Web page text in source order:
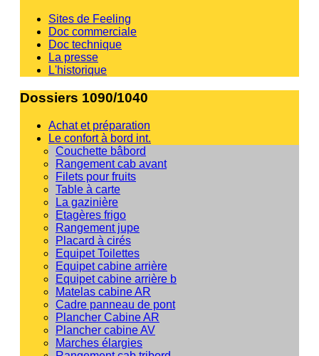
Sites de Feeling
Doc commerciale
Doc technique
La presse
L'historique
Dossiers 1090/1040
Achat et préparation
Le confort à bord int.
Couchette bâbord
Rangement cab avant
Filets pour fruits
Table à carte
La gazinière
Etagères frigo
Rangement jupe
Placard à cirés
Equipet Toilettes
Equipet cabine arrière
Equipet cabine arrière b
Matelas cabine AR
Cadre panneau de pont
Plancher Cabine AR
Plancher cabine AV
Marches élargies